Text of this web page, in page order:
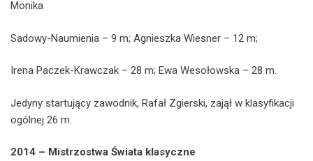
Monika
Sadowy-Naumienia – 9 m; Agnieszka Wiesner – 12 m;
Irena Paczek-Krawczak – 28 m; Ewa Wesołowska – 28 m.
Jedyny startujący zawodnik, Rafał Zgierski, zajął w klasyfikacji
ogólnej 26 m.
2014 – Mistrzostwa Świata klasyczne